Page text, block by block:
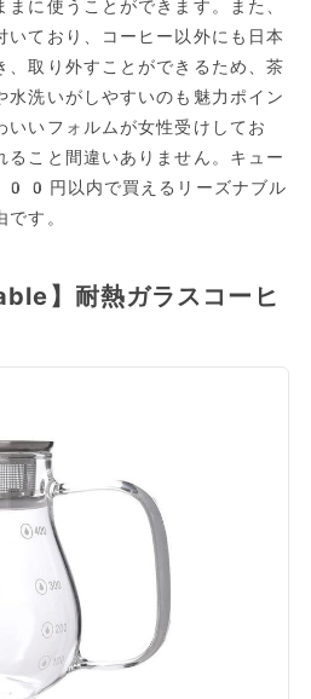
に使うことができます。また、
いており、コーヒー以外にも日本
、取り外すことができるため、茶
水洗いがしやすいのも魅力ポイン
いいフォルムが女性受けしてお
ること間違いありません。キュー
円以内で買えるリーズナブル
す。
】耐熱ガラスコーヒ